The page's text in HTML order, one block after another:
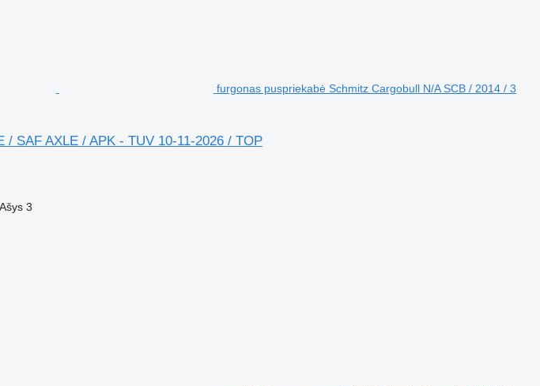
furgonas puspriekabė Schmitz Cargobull N/A SCB / 2014 / 3
SAF AXLE / APK - TUV 10-11-2026 / TOP
Ašys 3